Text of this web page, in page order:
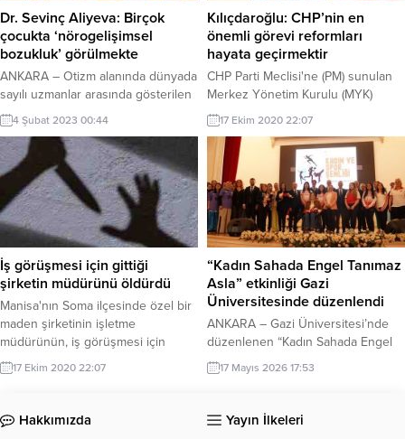
arasında yatırım ve ticaret odaklı
çalışmalarıyla dikkati çekiyor....
Dr. Sevinç Aliyeva: Birçok
çocukta ‘nörogelişimsel
bozukluk’ görülmekte
ANKARA – Otizm alanında dünyada
sayılı uzmanlar arasında gösterilen
Dr. Sevinç Aliyeva, hastalığın
temelinde genetiği değiştirilmiş
gıdalar ve beslenme olduğunu
söyledi. Aynı zamanda parazitoloji
uzmanı olan Dr. Sevinç Aliyeva, son
yıllarda otizmli çocuk ve bireylerin
sayısında ciddi bir artış yaşandığını
belirtti. Özellikle birçok çocukta
‘nörogelişimsel bozukluk’
görüldüğüne dikkati çeken
Aliyeva,...
4 Şubat 2023 00:44
Kılıçdaroğlu: CHP’nin en
önemli görevi reformları
hayata geçirmektir
CHP Parti Meclisi'ne (PM) sunulan
Merkez Yönetim Kurulu (MYK)
raporunda, Genel Başkan Kemal
Kılıçdaroğlu'nun "Sorunlar çok ama
hiçbiri çözümsüz değil.
Kurultayımızda açıkladığımız 2.
Yüzyıla Çağrı Beyannamemizde
ortaya koyduğumuz reform adımları
ile bunu hep birlikte başarmak için
mücadele veriyoruz" ifadeleri yer
aldı. CHP PM, Genel Başkan
Kılıçdaroğlu başkanlığında parti
genel merkezinde...
17 Ekim 2020 22:07
İş görüşmesi için gittiği
şirketin müdürünü öldürdü
Manisa'nın Soma ilçesinde özel bir
maden şirketinin işletme
müdürünün, iş görüşmesi için
gelen kişi tarafından bıçaklanarak
öldürüldüğü iddia edildi.
17 Ekim 2020 22:07
“Kadın Sahada Engel Tanımaz
Asla” etkinliği Gazi
Üniversitesinde düzenlendi
ANKARA – Gazi Üniversitesi’nde
düzenlenen “Kadın Sahada Engel
Tanımaz Asla” mottolu Kadın
Spor/Sanat etkinliği, spor, sanat ve
görünürlüğünü artırmak amacıyla
gerçekleştirildi. Gazi Üniversitesi
17 Mayıs 2026 17:53
Hakkımızda Yayın İlkeleri